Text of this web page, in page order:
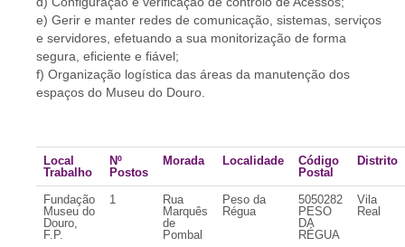
e) Gerir e manter redes de comunicação, sistemas, serviços
e servidores, efetuando a sua monitorização de forma
segura, eficiente e fiável;
f) Organização logística das áreas da manutenção dos
espaços do Museu do Douro.
Local
Trabalho
Nº
Postos
Morada Localidade
Código
Postal
Distrito
Fundação
Museu do
Douro,
F.P.
1
Rua
Marquês
de
Pombal
Peso da
Régua
5050282
PESO
DA
RÉGUA
Vila
Real